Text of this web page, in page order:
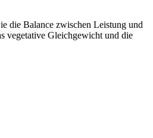
die Balance zwischen Leistung und
vegetative Gleichgewicht und die